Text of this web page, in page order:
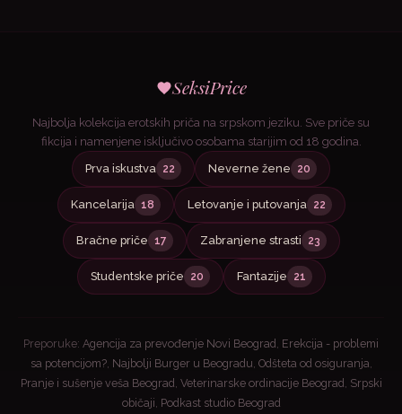
SeksiPrice
Najbolja kolekcija erotskih priča na srpskom jeziku. Sve priče su
fikcija i namenjene isključivo osobama starijim od 18 godina.
Prva iskustva 22 Neverne žene 20
Kancelarija 18 Letovanje i putovanja 22
Bračne priče 17 Zabranjene strasti 23
Studentske priče 20 Fantazije 21
Preporuke: Agencija za prevođenje Novi Beograd , Erekcija - problemi
sa potencijom?, Najbolji Burger u Beogradu, Odšteta od osiguranja,
Pranje i sušenje veša Beograd , Veterinarske ordinacije Beograd , Srpski
običaji, Podkast studio Beograd